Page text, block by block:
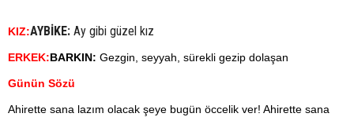
KIZ:AYBİKE: Ay gibi güzel kız
ERKEK:BARKIN: Gezgin, seyyah, sürekli gezip dolaşan
Günün Sözü
Ahirette sana lazım olacak şeye bugün öccelik ver! Ahirette sana